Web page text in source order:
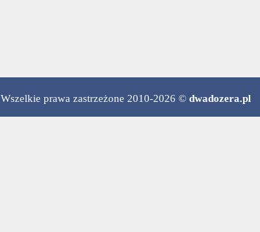
Wszelkie prawa zastrzeżone 2010-2026 © dwadozera.pl